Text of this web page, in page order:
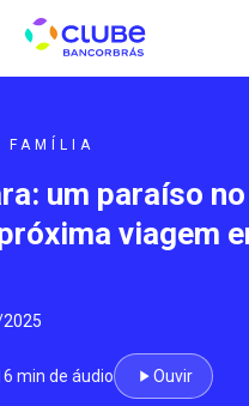
FAMÍLIA
um paraíso no
viagem
6 min de áudio Ouvir